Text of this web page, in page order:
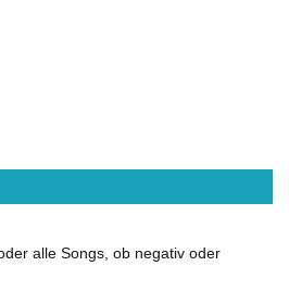
alle Songs, ob negativ oder